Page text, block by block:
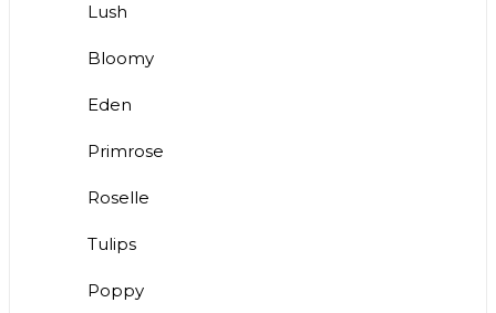
Lush
Bloomy
Eden
Primrose
Roselle
Tulips
Poppy